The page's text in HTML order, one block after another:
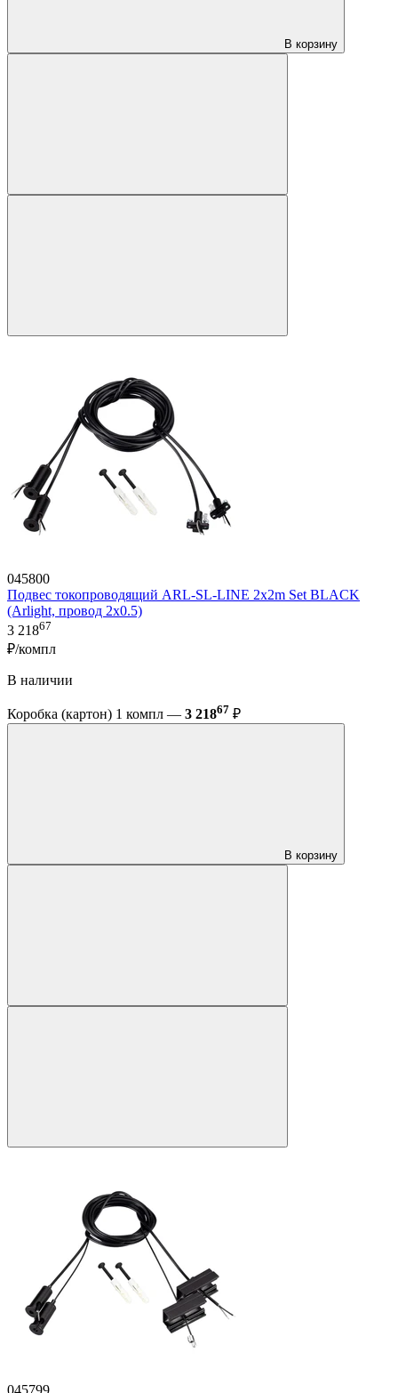
В корзину
045800
Подвес токопроводящий ARL-SL-LINE 2x2m Set BLACK
(Arlight, провод 2x0.5)
3 21867
₽/компл
В наличии
Коробка (картон) 1 компл — 3 21867 ₽
В корзину